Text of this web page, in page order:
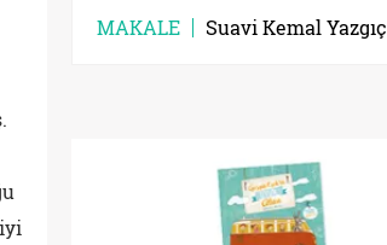
MAKALE Suavi Kemal Yazgıç